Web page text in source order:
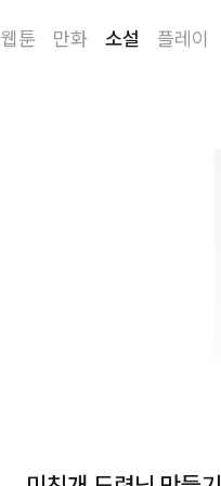
웹툰 만화 소설 플레이